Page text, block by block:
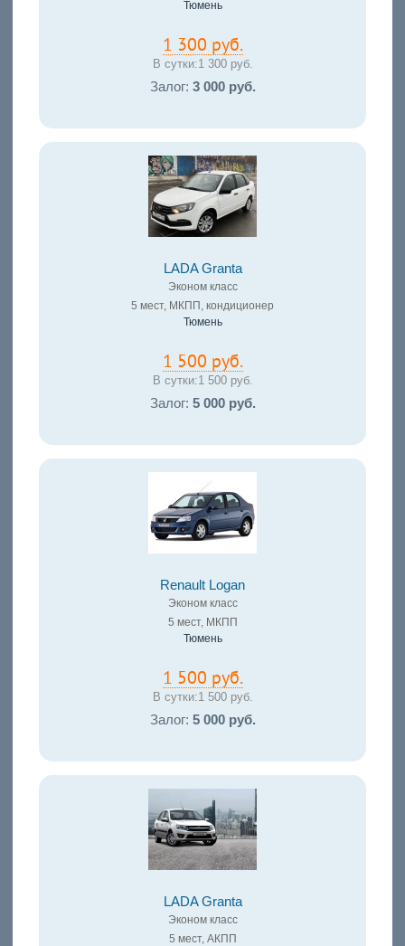
Тюмень
1 300 руб.
В сутки:1 300 руб.
Залог: 3 000 руб.
LADA Granta
Эконом класс
5 мест, МКПП, кондиционер
Тюмень
1 500 руб.
В сутки:1 500 руб.
Залог: 5 000 руб.
Renault Logan
Эконом класс
5 мест, МКПП
Тюмень
1 500 руб.
В сутки:1 500 руб.
Залог: 5 000 руб.
LADA Granta
Эконом класс
5 мест, АКПП